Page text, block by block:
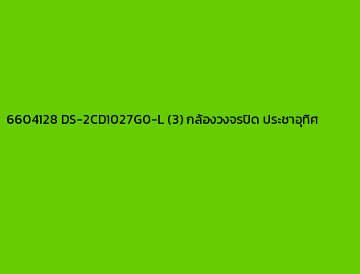
6604128 DS-2CD1027G0-L (3) กล้องวงจรปิด ประชาอุทิศ